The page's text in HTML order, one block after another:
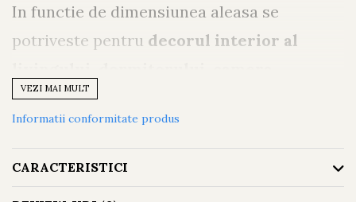
In functie de dimensiunea aleasa se
potriveste pentru decorul interior al
copilului, holului
proprietatea de a schimba ambientul
inspirand o stare de liniste si relaxare.
Construit sa reziste, esteusor de
VEZI MAI MULT
Informatii conformitate produs
CARACTERISTICI